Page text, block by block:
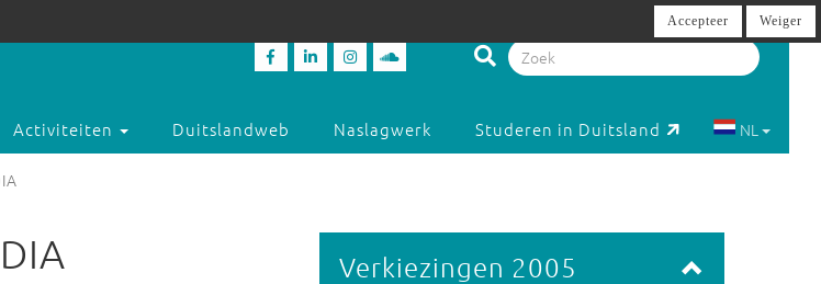
Activiteiten Duitslandweb Naslagwerk Studeren in Duitsland NL
Verkiezingen 2005
Accepteer Weiger